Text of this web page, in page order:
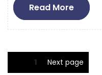
Read MoreRead
More
Berichten
1 Next page